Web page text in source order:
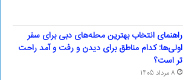
راهنمای انتخاب بهترین محله‌های دبی برای سفر
اولی‌ها: کدام مناطق برای دیدن و رفت و آمد راحت
تر است؟
8 مرداد 1405